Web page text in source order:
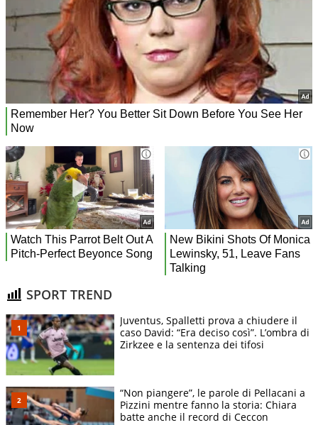
SPORT TREND
Juventus, Spalletti prova a chiudere il
caso David: “Era deciso così”. L’ombra di
Zirkzee e la sentenza dei tifosi
“Non piangere”, le parole di Pellacani a
Pizzini mentre fanno la storia: Chiara
batte anche il record di Ceccon